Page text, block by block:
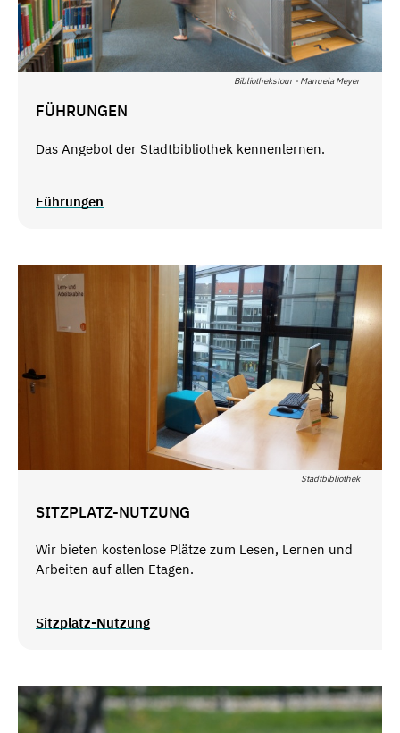
Bibliothekstour - Manuela Meyer
FÜHRUNGEN
Das Angebot der Stadtbibliothek kennenlernen.
Führungen
Stadtbibliothek
SITZPLATZ-NUTZUNG
Wir bieten kostenlose Plätze zum Lesen, Lernen und
Arbeiten auf allen Etagen.
Sitzplatz-Nutzung